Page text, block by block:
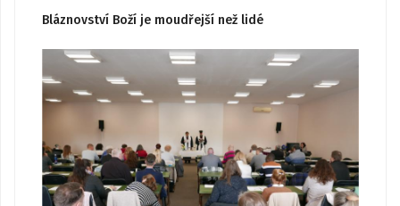
Bláznovství Boží je moudřejší než lidé